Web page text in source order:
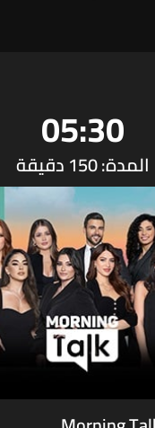
05:30
المدة: 150 دقيقة